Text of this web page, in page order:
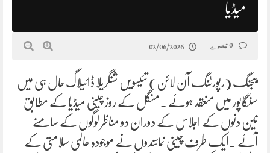
میڈیا
02/06/2026
بیجنگ (رپورٹنگ آن لائن) تئیسویں شنگریلا ڈائیلاگ حال ہی میں
سنگاپور میں منعقد ہوئے ۔منگل کے روز چینی میڈیا کے مطابق
تین دنوں کے اجلاس کے دوران دو مناظر لوگوں کے سامنے
آئے ۔ایک طرف چینی نمائندوں نے موجودہ عالمی سلامتی کے